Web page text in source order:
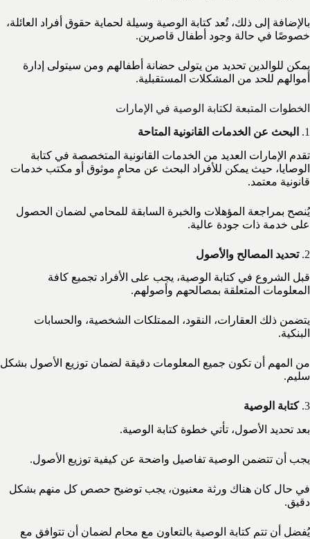
بالإضافة إلى ذلك، تُعد كتابة الوصية وسيلة لحماية حقوق أفراد العائلة،
خصوصًا في حالة وجود أطفال قاصرين.
يمكن للوالدين تحديد من يتولى حضانة أطفالهم ومن سيتولى إدارة
أموالهم للحد من المشكلات المستقبلية.
الخطوات المتبعة لكتابة الوصية في الإمارات
1.
البحث عن الخدمات القانونية المتاحة
تقدم الإمارات العديد من الخدمات القانونية المتخصصة في كتابة
الوصايا، حيث يمكن للأفراد البحث عن محامٍ موثوق أو مكتب خدمات
قانونية معتمد.
يُنصح بمراجعة المؤهلات والخبرة السابقة للمحامي لضمان الحصول
على خدمة ذات جودة عالية.
2. تحديد المصالح والأصول
قبل الشروع في كتابة الوصية، يجب على الأفراد تجميع كافة
المعلومات المتعلقة بمصالحهم وأصولهم.
يتضمن ذلك العقارات، النقود، الممتلكات الشخصية، والحسابات
البنكية.
من المهم أن تكون جميع المعلومات دقيقة لضمان توزيع الأصول بشكل
سليم.
3. كتابة الوصية
بعد تحديد الأصول، تأتي خطوة كتابة الوصية.
يجب أن تتضمن الوصية تفاصيل واضحة عن كيفية توزيع الأصول.
في حال كان هناك ورثة معنيون، يجب توضيح حصص كل منهم بشكل
دقيق.
يُفضل أن تتم كتابة الوصية بالتعاون مع محامٍ لضمان أن تتوافق مع